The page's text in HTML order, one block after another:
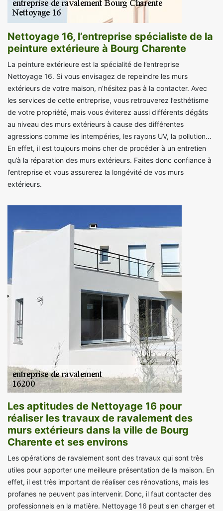
Nettoyage 16, l’entreprise spécialiste de la
peinture extérieure à Bourg Charente
La peinture extérieure est la spécialité de l’entreprise
Nettoyage 16. Si vous envisagez de repeindre les murs
extérieurs de votre maison, n’hésitez pas à la contacter. Avec
les services de cette entreprise, vous retrouverez l’esthétisme
de votre propriété, mais vous éviterez aussi différents dégâts
au niveau des murs extérieurs à cause des différentes
agressions comme les intempéries, les rayons UV, la pollution…
En effet, il est toujours moins cher de procéder à un entretien
qu’à la réparation des murs extérieurs. Faites donc confiance à
l’entreprise et vous assurerez la longévité de vos murs
extérieurs.
Les aptitudes de Nettoyage 16 pour
réaliser les travaux de ravalement des
murs extérieurs dans la ville de Bourg
Charente et ses environs
Les opérations de ravalement sont des travaux qui sont très
utiles pour apporter une meilleure présentation de la maison. En
effet, il est très important de réaliser ces rénovations, mais les
profanes ne peuvent pas intervenir. Donc, il faut contacter des
professionnels en la matière. Nettoyage 16 peut s'en charger et